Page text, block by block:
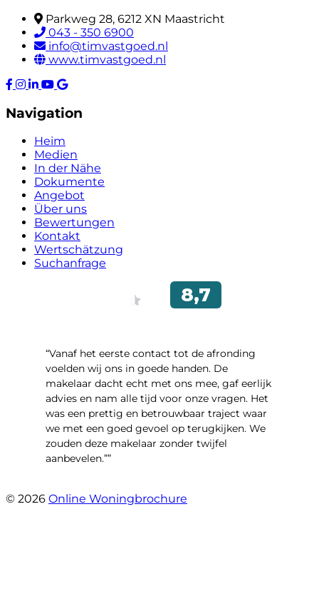
Parkweg 28, 6212 XN Maastricht
043 - 350 6900
info@timvastgoed.nl
www.timvastgoed.nl
Navigation
Heim
Medien
In der Nähe
Dokumente
Angebot
Über uns
Bewertungen
Kontakt
Wertschätzung
Suchanfrage
“Vanaf het eerste contact tot de afronding
voelden wij ons in goede handen. De
makelaar dacht echt met ons mee, gaf eerlijk
advies en nam alle tijd voor onze vragen. Het
was een prettig en betrouwbaar traject waar
we met een goed gevoel op terugkijken. We
zouden deze makelaar zonder twijfel
aanbevelen.””
© 2026 Online Woningbrochure